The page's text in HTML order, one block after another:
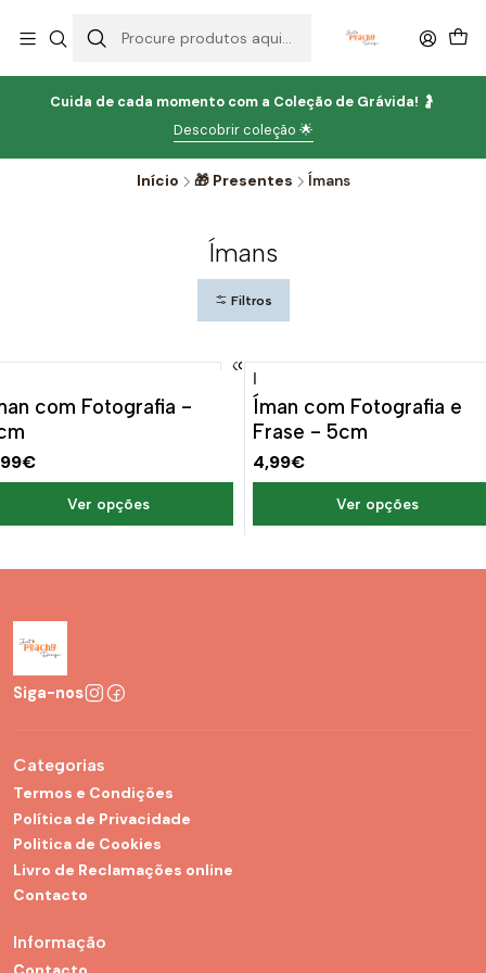
Cuida de cada momento com a Coleção de Grávida! 🤰
Descobrir coleção 🌟
Início 🎁 Presentes Ímans
Ímans
Filtros
com Fotografia -
Ver opções
|
Íman com Fotografia e
Frase - 5cm
4,99€
Ver opções
Siga-nos
Categorias
Termos e Condições
Política de Privacidade
Politica de Cookies
Livro de Reclamações online
Contacto
Informação